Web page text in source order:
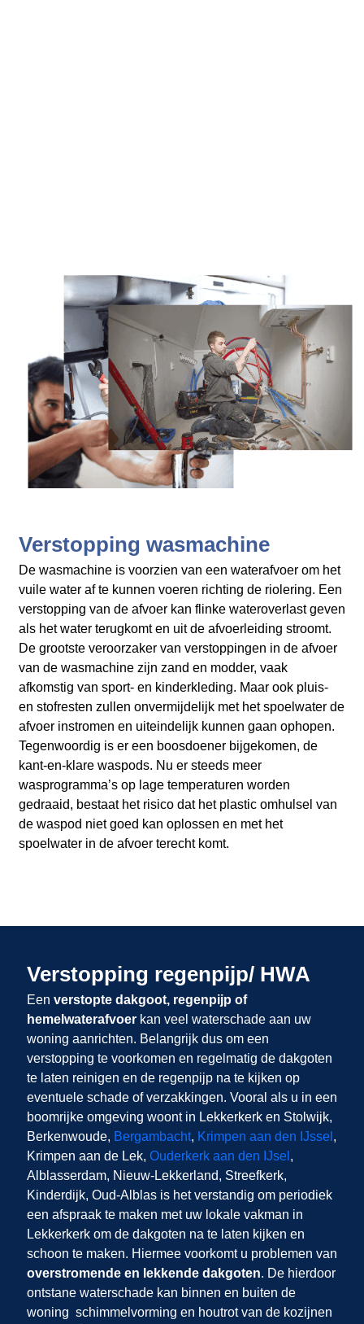
Verstopping wasmachine
De wasmachine is voorzien van een waterafvoer om het
vuile water af te kunnen voeren richting de riolering. Een
verstopping van de afvoer kan flinke wateroverlast geven
als het water terugkomt en uit de afvoerleiding stroomt.
De grootste veroorzaker van verstoppingen in de afvoer
van de wasmachine zijn zand en modder, vaak
afkomstig van sport- en kinderkleding. Maar ook pluis-
en stofresten zullen onvermijdelijk met het spoelwater de
afvoer instromen en uiteindelijk kunnen gaan ophopen.
Tegenwoordig is er een boosdoener bijgekomen, de
kant-en-klare waspods. Nu er steeds meer
wasprogramma’s op lage temperaturen worden
gedraaid, bestaat het risico dat het plastic omhulsel van
de waspod niet goed kan oplossen en met het
spoelwater in de afvoer terecht komt.
Verstopping regenpijp/ HWA
Een verstopte dakgoot, regenpijp of
hemelwaterafvoerkan veel waterschade aan uw
woning aanrichten. Belangrijk dus om een
verstopping te voorkomen en regelmatig de dakgoten
te laten reinigen en de regenpijp na te kijken op
eventuele schade of verzakkingen. Vooral als u in een
boomrijke omgeving woont in Lekkerkerk en Stolwijk,
Berkenwoude, Bergambacht, Krimpen aan den IJssel ,
Krimpen aan de Lek, Ouderkerk aan den IJsel ,
Alblasserdam, Nieuw-Lekkerland, Streefkerk,
Kinderdijk, Oud-Alblas is het verstandig om periodiek
een afspraak te maken met uw lokale vakman in
Lekkerkerk om de dakgoten na te laten kijken en
schoon te maken. Hiermee voorkomt u problemen van
overstromende en lekkende dakgoten. De hierdoor
ontstane waterschade kan binnen en buiten de
woning schimmelvorming en houtrot van de kozijnen